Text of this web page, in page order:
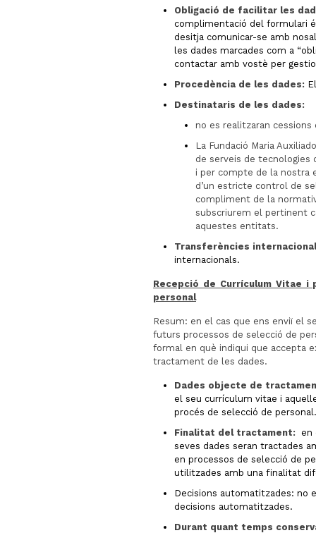
Obligació de facilitar les
complimentació del formulari
desitja comunicar-se amb
les dades marcades com a
contactar amb vostè per
Procedència de les dades:
Destinataris de les dades:
no es realitzaran cessions
La Fundació Maria
de serveis de tecnologies
i per compte de la nostra
d’un estricte control de
compliment de la
subscriurem el pertinent
aquestes entitats.
Transferències
internacionals.
Recepció de Currículum Vitae
personal
Resum: en el cas que ens enviï el
futurs processos de selecció de
formal en què indiqui que accepta
tractament de les dades.
Dades objecte de
el seu currículum vitae i
procés de selecció de personal.
Finalitat del tractament:
en
seves dades seran tractades
en processos de selecció de
utilitzades amb una finalitat
Decisions automatitzades: no
decisions automatitzades.
Durant quant temps